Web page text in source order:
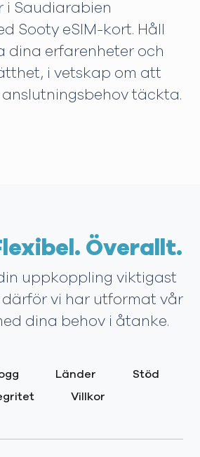
i Saudiarabien
Sooty eSIM-kort. Håll
dina erfarenheter och
i vetskap om att
täckta.
Överallt.
uppkoppling viktigast
därför vi har utformat vår
dina behov i åtanke.
Länder
Stöd
Villkor